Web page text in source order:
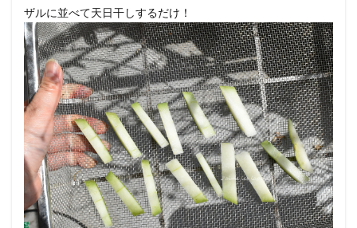
ザルに並べて天日干しするだけ！